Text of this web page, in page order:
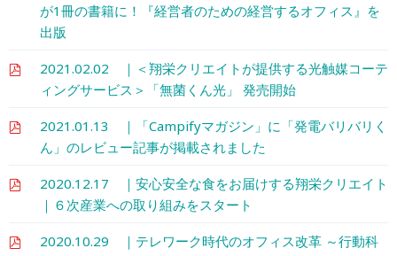
が1冊の書籍に！『経営者のための経営するオフィス』を
出版
2021.02.02 ｜＜翔栄クリエイトが提供する光触媒コーテ
ィングサービス＞「無菌くん光」 発売開始
2021.01.13 ｜「Campifyマガジン」に「発電バリバリく
ん」のレビュー記事が掲載されました
2020.12.17 ｜安心安全な食をお届けする翔栄クリエイト
｜６次産業への取り組みをスタート
2020.10.29 ｜テレワーク時代のオフィス改革 ～行動科